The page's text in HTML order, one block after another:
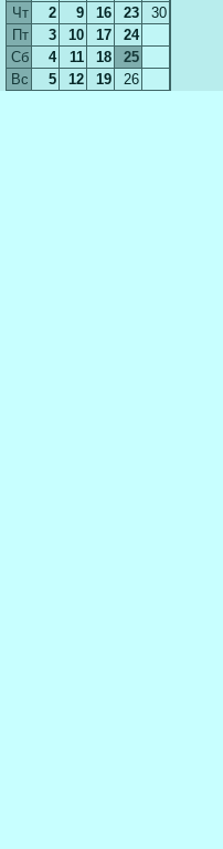
Чт 2 9 16 23
30
Пт
3 10 17
24
Сб
4 11 18
25
Вс
5 12 19 26